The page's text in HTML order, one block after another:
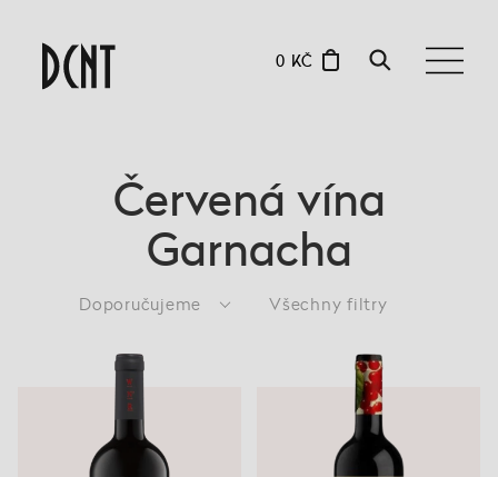
0 KČ
Červená vína
Garnacha
Doporučujeme Všechny filtry